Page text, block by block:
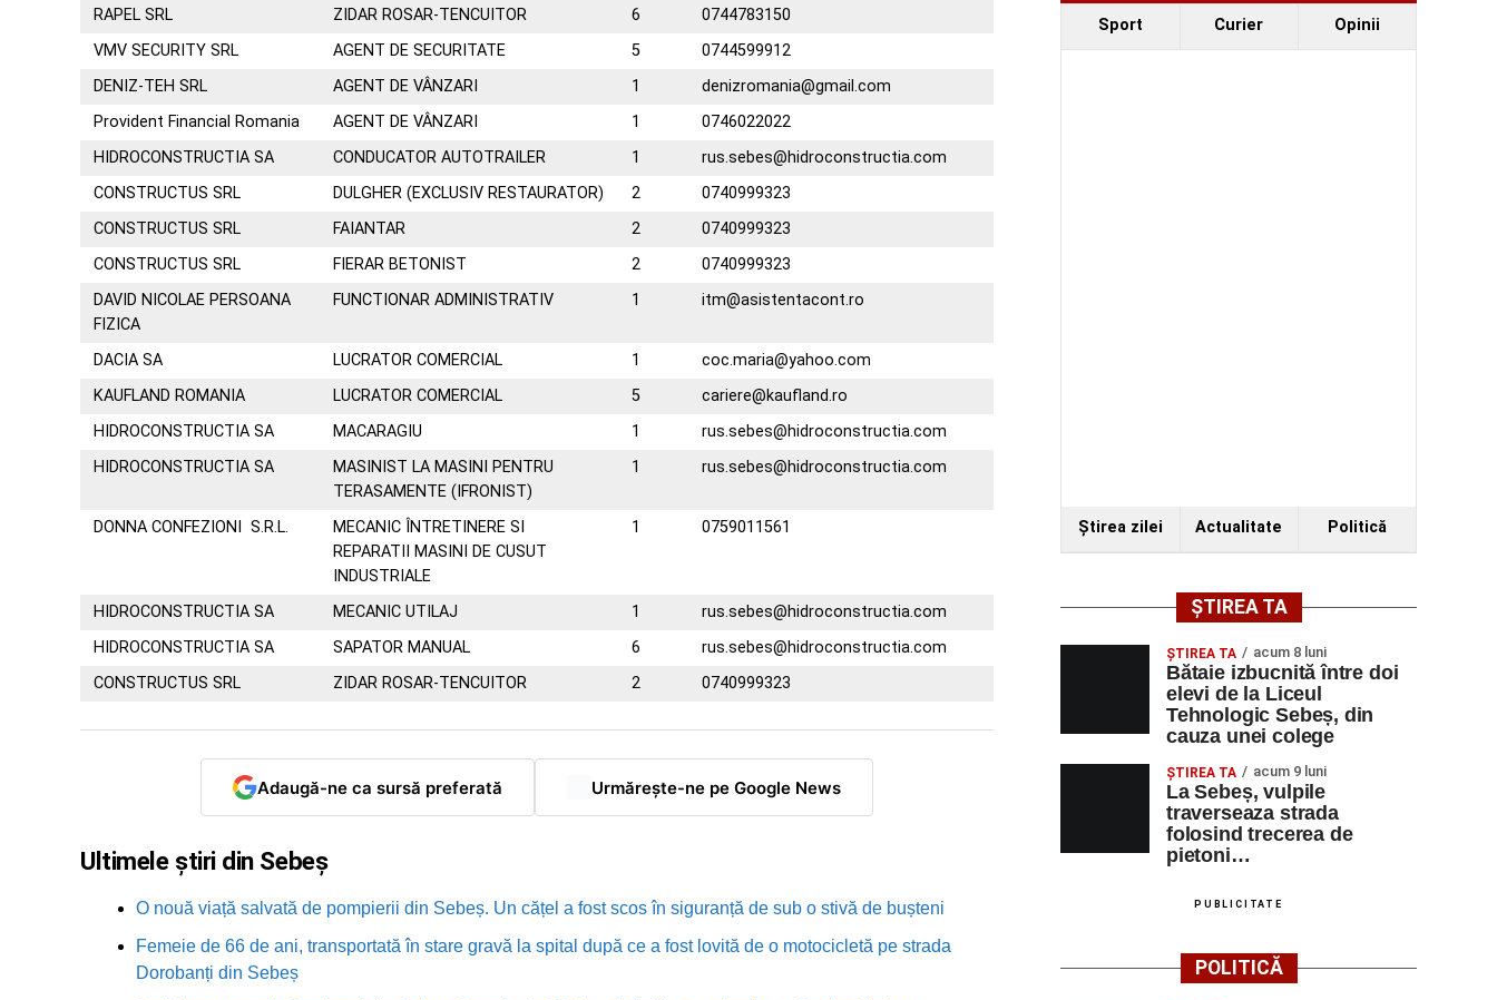
RAPEL SRL
ZIDAR ROSAR-TENCUITOR 6
0744783150
VMV SECURITY SRL
AGENT DE SECURITATE 5
0744599912
DENIZ-TEH SRL
AGENT DE VÂNZARI 1
denizromania@gmail.com
Provident Financial Romania
AGENT DE VÂNZARI 1
0746022022
HIDROCONSTRUCTIA SA
CONDUCATOR AUTOTRAILER 1
rus.sebes@hidroconstructia.com
CONSTRUCTUS SRL
DULGHER (EXCLUSIV RESTAURATOR) 2
0740999323
CONSTRUCTUS SRL
FAIANTAR 2
0740999323
CONSTRUCTUS SRL
FIERAR BETONIST 2
0740999323
DAVID NICOLAE PERSOANA
FIZICA
FUNCTIONAR ADMINISTRATIV 1 itm@asistentacont.ro
DACIA SA LUCRATOR COMERCIAL 1
coc.maria@yahoo.com
KAUFLAND ROMANIA
LUCRATOR COMERCIAL 5
cariere@kaufland.ro
HIDROCONSTRUCTIA SA
MACARAGIU 1
rus.sebes@hidroconstructia.com
HIDROCONSTRUCTIA SA
MASINIST LA MASINI PENTRU
TERASAMENTE (IFRONIST)
1 rus.sebes@hidroconstructia.com
DONNA CONFEZIONI S.R.L.
MECANIC ÎNTRETINERE SI
REPARATII MASINI DE CUSUT
INDUSTRIALE
1 0759011561
HIDROCONSTRUCTIA SA MECANIC UTILAJ 1
rus.sebes@hidroconstructia.com
HIDROCONSTRUCTIA SA
SAPATOR MANUAL 6
rus.sebes@hidroconstructia.com
CONSTRUCTUS SRL
ZIDAR ROSAR-TENCUITOR 2 0740999323
Adaugă-ne ca sursă preferată Urmărește-ne pe Google News
Ultimele știri din Sebeș
O nouă viață salvată de pompierii din Sebeș. Un cățel a fost scos în siguranță de sub o stivă de bușteni
Femeie de 66 de ani, transportată în stare gravă la spital după ce a fost lovită de o motocicletă pe strada
Dorobanți din Sebeș
Sport Curier Opinii
Ştirea zilei Actualitate Politică
ȘTIREA TA
ŞTIREA TA acum 8 luni
Bătaie izbucnită între doi
elevi de la Liceul
Tehnologic Sebeș, din
cauza unei colege
ŞTIREA TA acum 9 luni
La Sebeș, vulpile
traverseaza strada
folosind trecerea de
pietoni…
PUBLICITATE
POLITICĂ